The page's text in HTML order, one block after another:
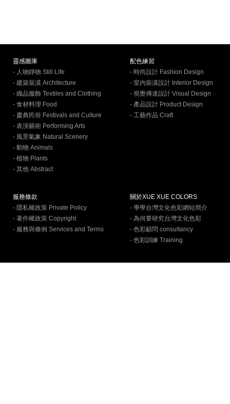
靈感圖庫
- 人物靜物 Still Life
- 建築裝潢 Architecture
- 織品服飾 Textiles and Clothing
- 食材料理 Food
- 慶典民俗 Festivals and Culture
- 表演藝術 Performing Arts
- 風景氣象 Natural Scenery
- 動物 Animals
- 植物 Plants
- 其他 Abstract
配色練習
- 時尚設計 Fashion Design
- 室內裝潢設計 Interior Design
- 視覺傳達設計 Visual Design
- 產品設計 Product Design
- 工藝作品 Craft
服務條款
- 隱私權政策 Private Policy
- 著作權政策 Copyright
- 服務與條例 Services and Terms
關於XUE XUE COLORS
- 學學台灣文化色彩網站簡介
- 為何要研究台灣文化色彩
- 色彩顧問 consultancy
- 色彩訓練 Training